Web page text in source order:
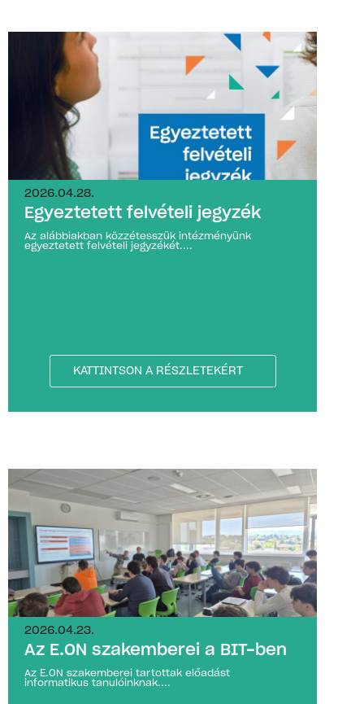
2026.04.28.
Egyeztetett felvételi jegyzék
Az alábbiakban közzétesszük intézményünk
egyeztetett felvételi jegyzékét....
KATTINTSON A RÉSZLETEKÉRT
2026.04.23.
Az E.ON szakemberei a BIT-ben
Az E.ON szakemberei tartottak előadást
informatikus tanulóinknak....